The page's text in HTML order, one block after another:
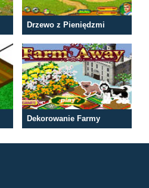
Drzewo z Pieniędzmi
Dekorowanie Farmy